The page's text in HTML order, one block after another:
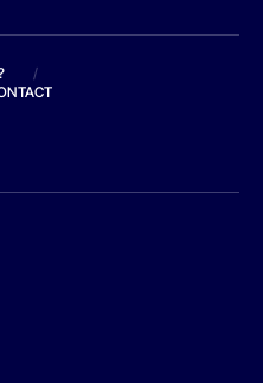
/